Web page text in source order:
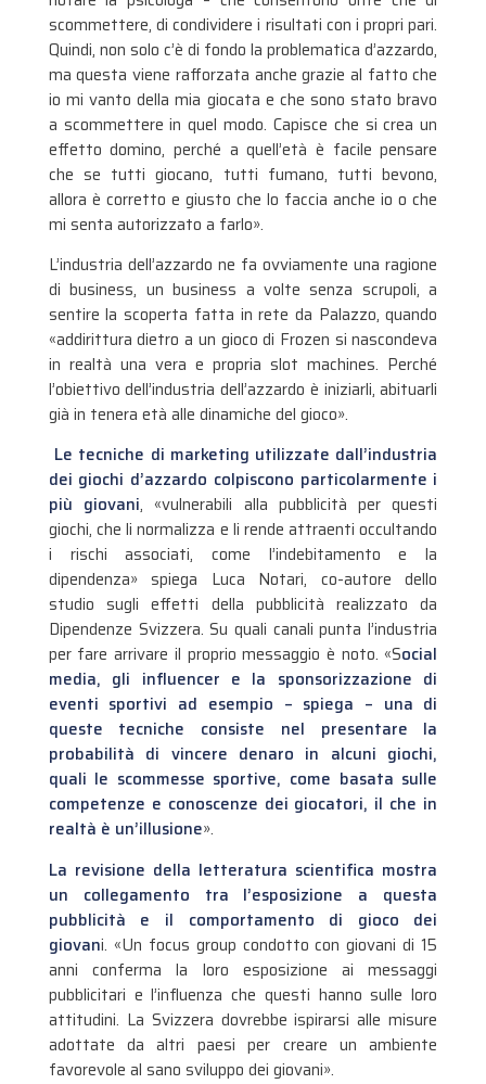
scommettere, di condividere i risultati con i propri pari.
Quindi, non solo c’è di fondo la problematica d’azzardo,
ma questa viene rafforzata anche grazie al fatto che
io mi vanto della mia giocata e che sono stato bravo
a scommettere in quel modo. Capisce che si crea un
effetto domino, perché a quell’età è facile pensare
che se tutti giocano, tutti fumano, tutti bevono,
allora è corretto e giusto che lo faccia anche io o che
mi senta autorizzato a farlo».
L’industria dell’azzardo ne fa ovviamente una ragione
di business, un business a volte senza scrupoli, a
sentire la scoperta fatta in rete da Palazzo, quando
«addirittura dietro a un gioco di Frozen si nascondeva
in realtà una vera e propria slot machines. Perché
l’obiettivo dell’industria dell’azzardo è iniziarli, abituarli
già in tenera età alle dinamiche del gioco».
Le tecniche di marketing utilizzate dall’industria
dei giochi d’azzardo colpiscono particolarmente i
più giovani, «vulnerabili alla pubblicità per questi
giochi, che li normalizza e li rende attraenti occultando
i rischi associati, come l’indebitamento e la
dipendenza» spiega Luca Notari, co-autore dello
studio sugli effetti della pubblicità realizzato da
Dipendenze Svizzera. Su quali canali punta l’industria
per fare arrivare il proprio messaggio è noto. «Social
media, gli influencer e la sponsorizzazione di
eventi sportivi ad esempio – spiega – una di
queste tecniche consiste nel presentare la
probabilità di vincere denaro in alcuni giochi,
quali le scommesse sportive, come basata sulle
competenze e conoscenze dei giocatori, il che in
realtà è un’illusione».
La revisione della letteratura scientifica mostra
un collegamento tra l’esposizione a questa
pubblicità e il comportamento di gioco dei
giovani. «Un focus group condotto con giovani di 15
anni conferma la loro esposizione ai messaggi
pubblicitari e l’influenza che questi hanno sulle loro
attitudini. La Svizzera dovrebbe ispirarsi alle misure
adottate da altri paesi per creare un ambiente
favorevole al sano sviluppo dei giovani».